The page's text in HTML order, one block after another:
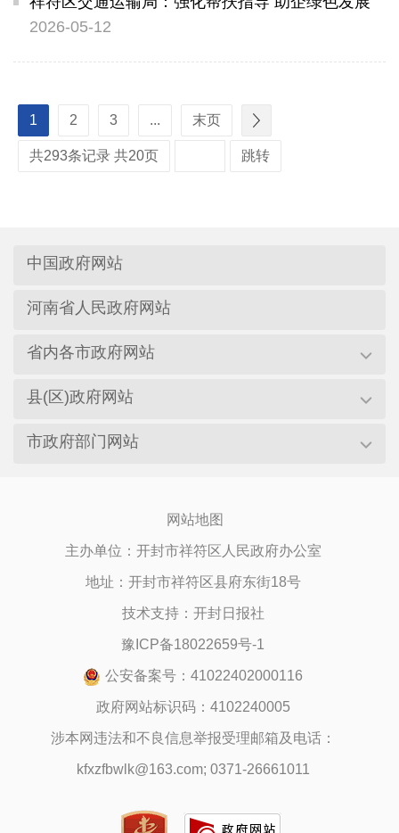
2026-05-12
1 2 3 ... 末页
共293条记录 共20页 跳转
中国政府网站
河南省人民政府网站
省内各市政府网站
县(区)政府网站
市政府部门网站
网站地图
主办单位：开封市祥符区人民政府办公室
地址：开封市祥符区县府东街18号
技术支持：开封日报社
豫ICP备18022659号-1
公安备案号：41022402000116
政府网站标识码：4102240005
涉本网违法和不良信息举报受理邮箱及电话：
kfxzfbwlk@163.com; 0371-26661011